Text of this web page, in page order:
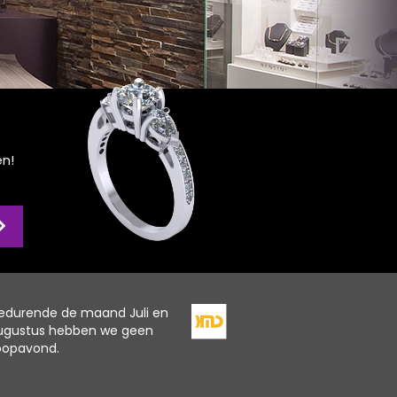
de maand Juli en
hebben we geen